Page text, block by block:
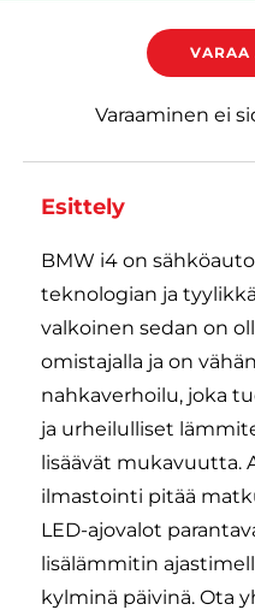
VARAA
Varaaminen ei
Esittely
BMW i4 on
teknologian ja
valkoinen sedan on
omistajalla ja on
nahkaverhoilu, joka
ja urheilulliset
lisäävät mukavuutta.
ilmastointi pitää
LED-ajovalot
lisälämmitin
kylminä päivinä. Ota